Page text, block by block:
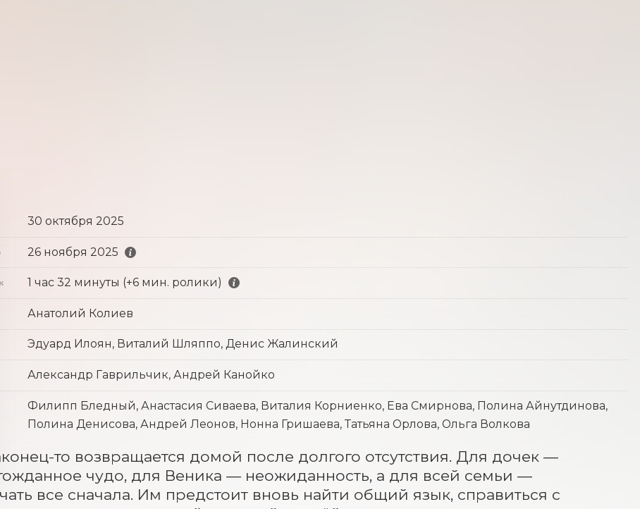
30 октября 2025
26 ноября 2025
1 час 32 минуты (+6 мин. ролики)
Анатолий Колиев
Эдуард Илоян, Виталий Шляппо, Денис Жалинский
Александр Гаврильчик, Андрей Канойко
Филипп Бледный, Анастасия Сиваева, Виталия Корниенко, Ева Смирнова, Полина Айнутдинова,
Полина Денисова, Андрей Леонов, Нонна Гришаева, Татьяна Орлова, Ольга Волкова
то возвращается домой после долгого отсутствия. Для дочек —
чудо, для Веника — неожиданность, а для всей семьи —
все сначала. Им предстоит вновь найти общий язык, справиться с